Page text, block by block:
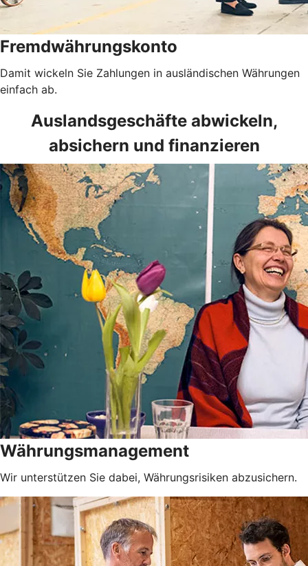
Fremdwährungskonto
Damit wickeln Sie Zahlungen in ausländischen Währungen
einfach ab.
Auslandsgeschäfte abwickeln,
absichern und finanzieren
Währungsmanagement
Wir unterstützen Sie dabei, Währungsrisiken abzusichern.